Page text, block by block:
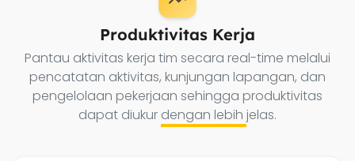
Produktivitas Kerja
Pantau aktivitas kerja tim secara real-time melalui
pencatatan aktivitas, kunjungan lapangan, dan
pengelolaan pekerjaan sehingga produktivitas
dapat diukur dengan lebih jelas.